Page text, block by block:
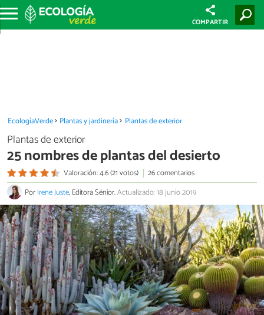
COMPARTIR
EcologíaVerde Plantas y jardinería Plantas de exterior
Plantas de exterior
25 nombres de plantas del desierto
Valoración: 4.6 (21 votos)
26 comentarios
PorIrene Juste, Editora Sénior.Actualizado: 18 junio 2019